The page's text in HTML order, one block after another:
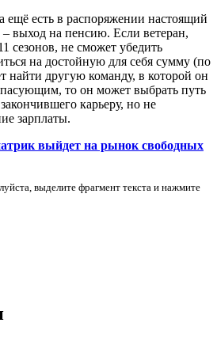
есть в распоряжении настоящий
выход на пенсию. Если ветеран,
не сможет убедить
на достойную для себя сумму (по
найти другую команду, в которой он
то он может выбрать путь
карьеру, но не
зарплаты.
выйдет на рынок свободных
выделите фрагмент текста и нажмите